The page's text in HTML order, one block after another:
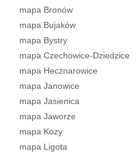
mapa Bronów
mapa Bujaków
mapa Bystry
mapa Czechowice-Dziedzice
mapa Hecznarowice
mapa Janowice
mapa Jasienica
mapa Jaworze
mapa Kozy
mapa Ligota